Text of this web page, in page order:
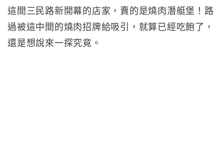
這間三民路新開幕的店家，賣的是燒肉潛艇堡！路
過被這中間的燒肉招牌給吸引，就算已經吃飽了，
還是想說來一探究竟。